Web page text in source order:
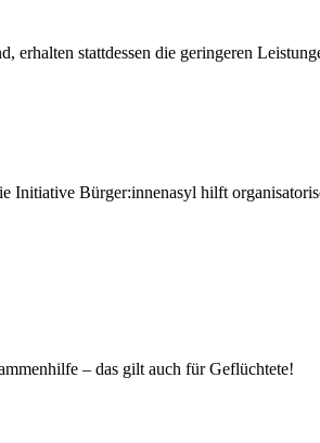
erhalten stattdessen die geringeren
Initiative Bürger:innenasyl hilft
– das gilt auch für Geflüchtete!